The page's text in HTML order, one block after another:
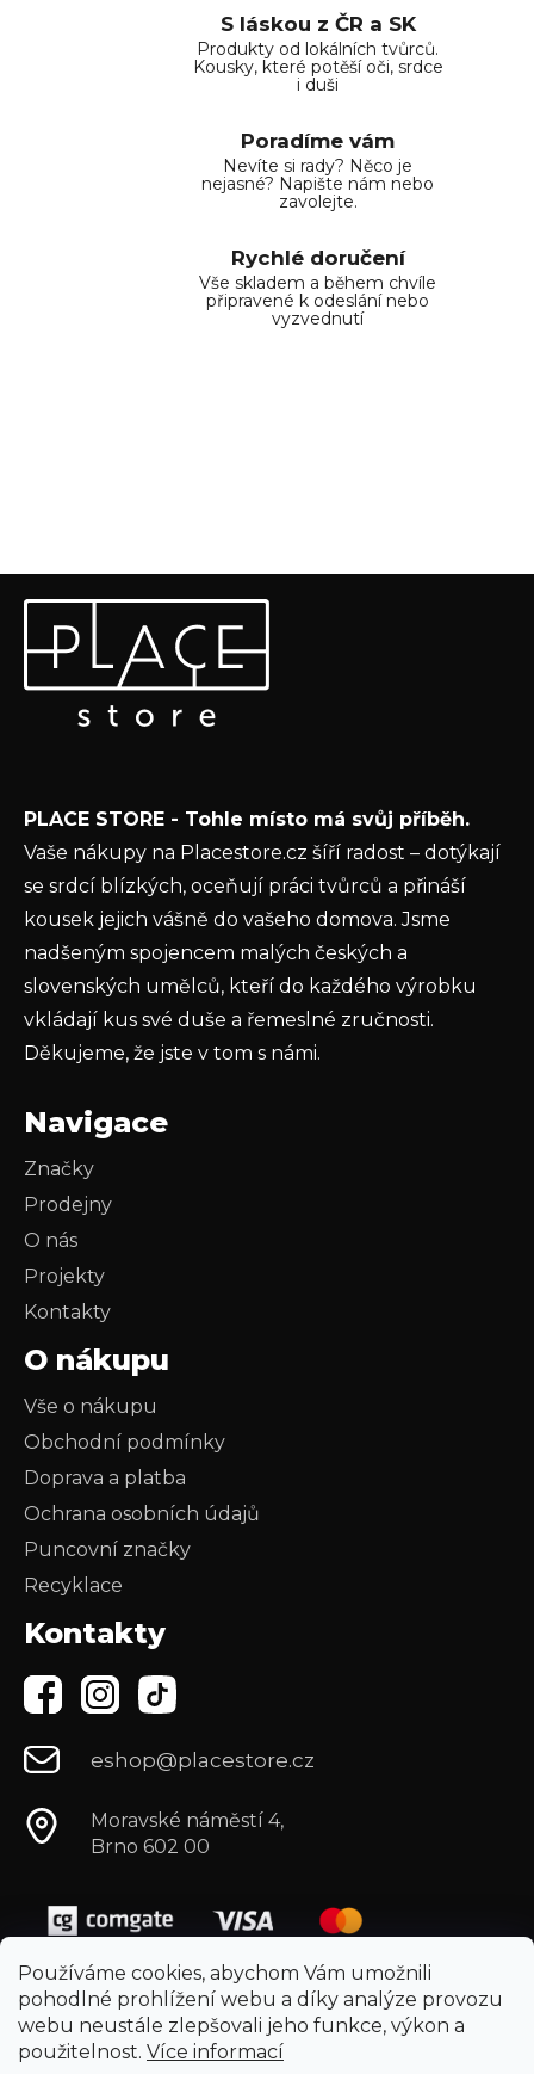
Používáme cookies, abychom Vám umožnili
pohodlné prohlížení webu a díky analýze provozu
webu neustále zlepšovali jeho funkce, výkon a
použitelnost. Více informací
S láskou z ČR a SK
Produkty od lokálních tvůrců.
Kousky, které potěší oči, srdce
i duši
Poradíme vám
Nevíte si rady? Něco je
nejasné? Napište nám nebo
zavolejte.
Rychlé doručení
Vše skladem a během chvíle
připravené k odeslání nebo
vyzvednutí
Odebírat newsletter
Vložte svůj e-mail a my vám budeme zasílat informace o
nových produktech na našem e-shopu.
ochrany osobních údajů
PŘIHLÁSIT SE
PLACE STORE - Tohle místo má svůj příběh.
Vaše nákupy na Placestore.cz šíří radost – dotýkají
se srdcí blízkých, oceňují práci tvůrců a přináší
kousek jejich vášně do vašeho domova. Jsme
nadšeným spojencem malých českých a
slovenských umělců, kteří do každého výrobku
vkládají kus své duše a řemeslné zručnosti.
Děkujeme, že jste v tom s námi.
Navigace
Značky
Prodejny
O nás
Projekty
Kontakty
O nákupu
Vše o nákupu
Obchodní podmínky
Doprava a platba
Ochrana osobních údajů
Puncovní značky
Recyklace
Kontakty
eshop@placestore.cz
Moravské náměstí 4,
Brno 602 00